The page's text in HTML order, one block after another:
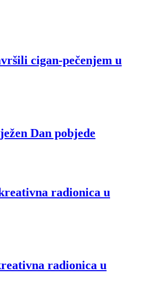
cigan-pečenjem u
Dan pobjede
radionica u
radionica u